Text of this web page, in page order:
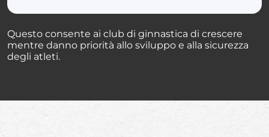
Questo consente ai club di ginnastica di crescere
mentre danno priorità allo sviluppo e alla sicurezza
degli atleti.